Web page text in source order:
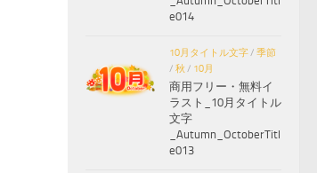
e014
10月タイトル文字/ 季節
/ 秋 / 10月
商用フリー・無料イ
ラスト_10月タイトル
文字
_Autumn_OctoberTitl
e013